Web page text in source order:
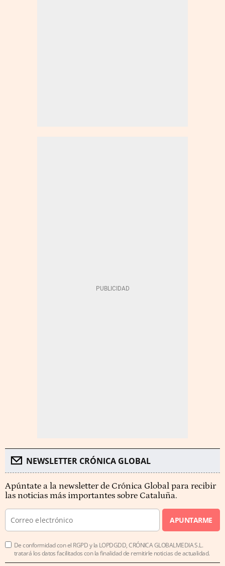
NEWSLETTER CRÓNICA GLOBAL
Apúntate a la newsletter de Crónica Global para recibir
las noticias más importantes sobre Cataluña.
APUNTARME
De conformidad con el RGPD y la LOPDGDD, CRÓNICA GLOBALMEDIA S.L.
tratará los datos facilitados con la finalidad de remitirle noticias de actualidad.